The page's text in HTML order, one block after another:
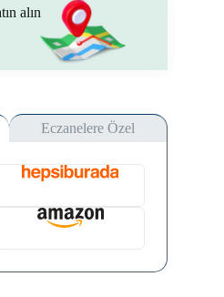
alın
Eczanelere Özel